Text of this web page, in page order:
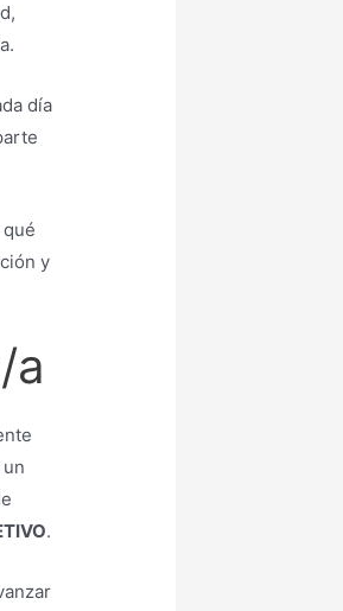
día
y
a
.